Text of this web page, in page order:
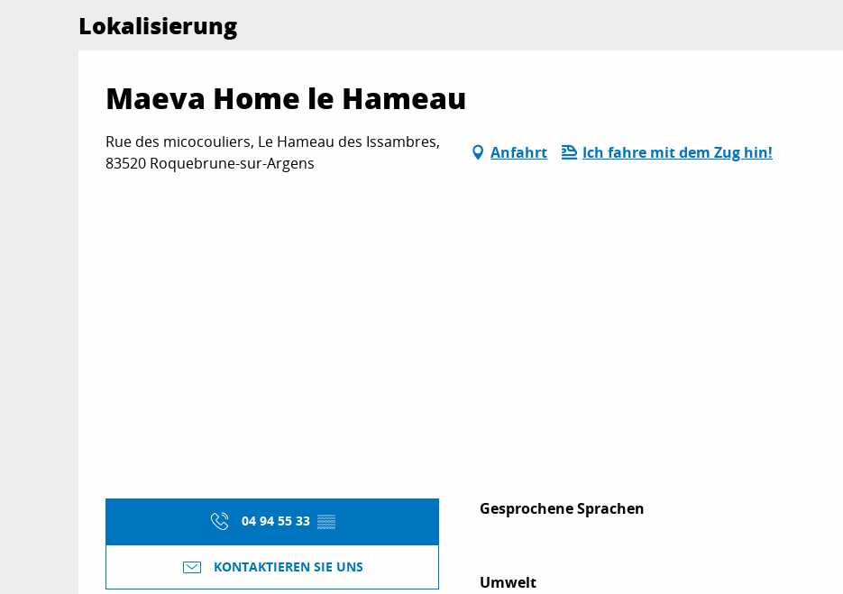
Lokalisierung
Maeva Home le Hameau
Rue des micocouliers, Le Hameau des Issambres,
83520 Roquebrune-sur-Argens
Anfahrt Ich fahre mit dem Zug hin!
04 94 55 33 ▒▒
KONTAKTIEREN SIE UNS
Gesprochene Sprachen
Gesprochene Sprachen
Umwelt
Umwelt